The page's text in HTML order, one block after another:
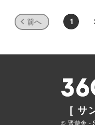
前へ 1
[ サ
© 晋遊舎 -